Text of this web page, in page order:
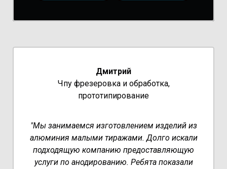
Дмитрий
Чпу фрезеровка и обработка,
прототипирование
"Мы занимаемся изготовлением изделий из
алюминия малыми тиражами. Долго искали
подходящую компанию предоставляющую
услуги по анодированию. Ребята показали